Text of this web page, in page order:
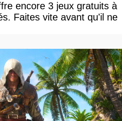
encore 3 jeux gratuits à
Faites vite avant qu'il ne